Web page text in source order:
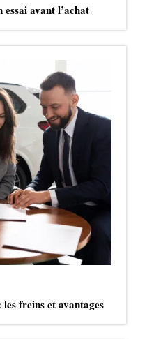
avant l’achat
freins et avantages